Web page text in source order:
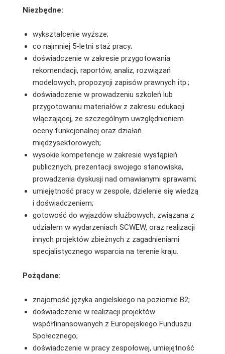
Niezbędne:
wykształcenie wyższe;
co najmniej 5-letni staż pracy;
doświadczenie w zakresie przygotowania
rekomendacji, raportów, analiz, rozwiązań
modelowych, propozycji zapisów prawnych itp.;
doświadczenie w prowadzeniu szkoleń lub
przygotowaniu materiałów z zakresu edukacji
włączającej, ze szczególnym uwzględnieniem
oceny funkcjonalnej oraz działań
międzysektorowych;
wysokie kompetencje w zakresie wystąpień
publicznych, prezentacji swojego stanowiska,
prowadzenia dyskusji nad omawianymi sprawami;
umiejętność pracy w zespole, dzielenie się wiedzą
i doświadczeniem;
gotowość do wyjazdów służbowych, związana z
udziałem w wydarzeniach SCWEW, oraz realizacji
innych projektów zbieżnych z zagadnieniami
specjalistycznego wsparcia na terenie kraju.
Pożądane:
znajomość języka angielskiego na poziomie B2;
doświadczenie w realizacji projektów
współfinansowanych z Europejskiego Funduszu
Społecznego;
doświadczenie w pracy zespołowej, umiejętność